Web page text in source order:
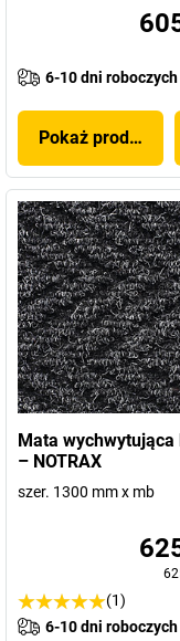
6-10 dni roboczych
Pokaż produkt
Mata wychwytująca
– NOTRAX
szer. 1300 mm x mb
(1)
6-10 dni roboczych